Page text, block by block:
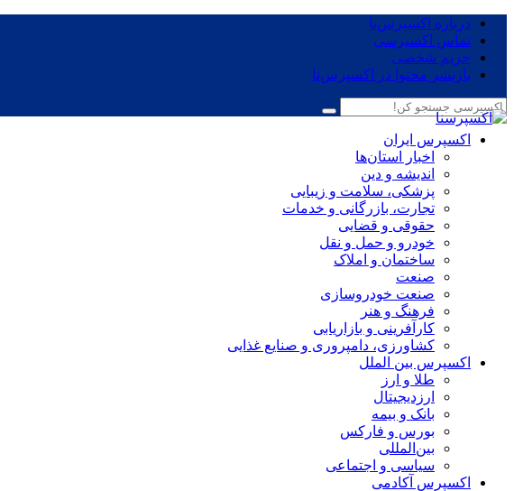
درباره اکسپرس‌نا
تماس اکسپرسی
حریم شخصی
بازنشر محتوا در اکسپرس‌نا
اکسپرس ایران
اخبار استان‌ها
اندیشه و دین
پزشکی، سلامت و زیبایی
تجارت، بازرگانی و خدمات
حقوقی و قضایی
خودرو و حمل و نقل
ساختمان و املاک
صنعت
صنعت خودروسازی
فرهنگ و هنر
کارآفرینی و بازاریابی
کشاورزی، دامپروری و صنایع غذایی
اکسپرس بین الملل
طلا و ارز
ارزدیجیتال
بانک و بیمه
بورس و فارکس
بین‌المللی
سیاسی و اجتماعی
اکسپرس آکادمی